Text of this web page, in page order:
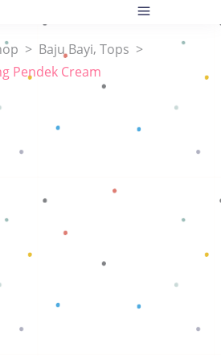
> Baju Bayi, Tops >
Pendek Cream